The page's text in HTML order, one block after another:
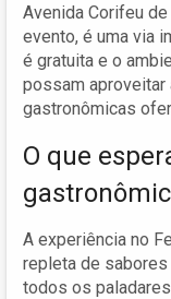
Avenida Corifeu
evento, é uma via
é gratuita e o
possam
gastronômicas
O que
A experiência no
repleta de sabores
todos os